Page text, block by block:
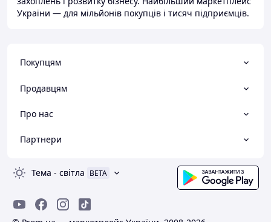
України — для мільйонів покупців і тисяч підприємців.
Покупцям
Продавцям
Про нас
Партнери
Тема - світла BETA